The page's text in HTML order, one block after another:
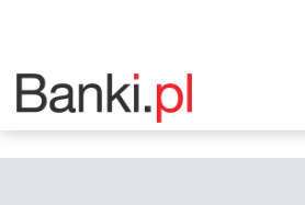
Strona główna
Bankomat Bank Polska Kasa Opieki (PEKAO